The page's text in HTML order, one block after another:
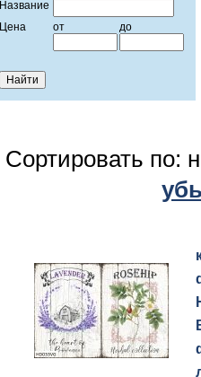
Название
Цена
от до
Сортировать по: